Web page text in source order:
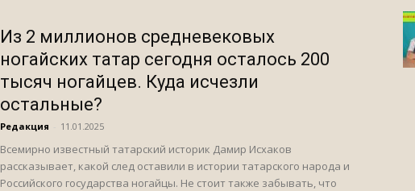
Из 2 миллионов средневековых
ногайских татар сегодня осталось 200
тысяч ногайцев. Куда исчезли
остальные?
Редакция 11.01.2025
Всемирно известный татарский историк Дамир Исхаков
рассказывает, какой след оставили в истории татарского народа и
Российского государства ногайцы. Не стоит также забывать, что